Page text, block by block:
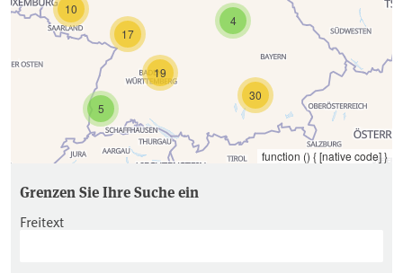
5
30
4
19
17
10
function () { [native code] }
Grenzen Sie Ihre Suche ein
Freitext